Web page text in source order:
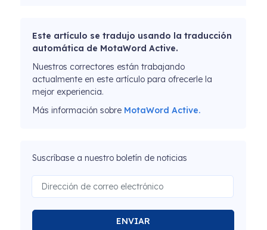
Este artículo se tradujo usando la traducción
automática de MotaWord Active.
Nuestros correctores están trabajando
actualmente en este artículo para ofrecerle la
mejor experiencia.
Más información sobre MotaWord Active.
Suscríbase a nuestro boletín de noticias
ENVIAR